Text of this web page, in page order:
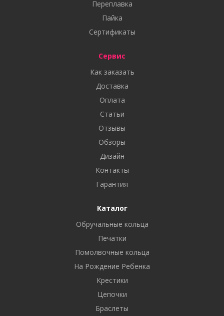
Переплавка
Пайка
Сертификаты
Сервис
Как заказать
Доставка
Оплата
Статьи
Отзывы
Обзоры
Дизайн
Контакты
Гарантия
Каталог
Обручальные кольца
Печатки
Помолвочные кольца
На Рождение Ребенка
Крестики
Цепочки
Браслеты